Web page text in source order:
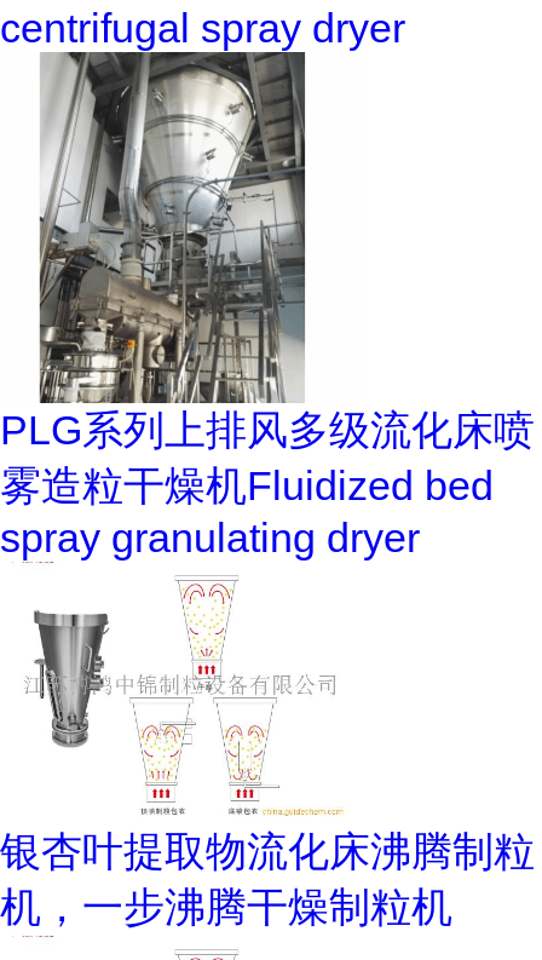
centrifugal spray dryer
PLG系列上排风多级流化床喷
雾造粒干燥机Fluidized bed
spray granulating dryer
银杏叶提取物流化床沸腾制粒
机，一步沸腾干燥制粒机